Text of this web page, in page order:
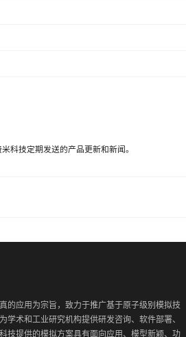
科技定期发送的产品更新和新闻。
的应用为宗旨，致力于推广基于原子级别模拟技
学术和工业研究机构提供研发咨询、软件部署、
技提供的模拟方案具有面向应用、模型新颖、功